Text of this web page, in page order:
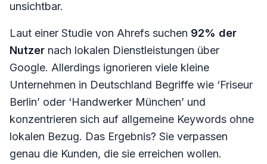
unsichtbar.
Laut einer Studie von Ahrefs suchen 92% der
Nutzer nach lokalen Dienstleistungen über
Google. Allerdings ignorieren viele kleine
Unternehmen in Deutschland Begriffe wie ‘Friseur
Berlin’ oder ‘Handwerker München’ und
konzentrieren sich auf allgemeine Keywords ohne
lokalen Bezug. Das Ergebnis? Sie verpassen
genau die Kunden, die sie erreichen wollen.